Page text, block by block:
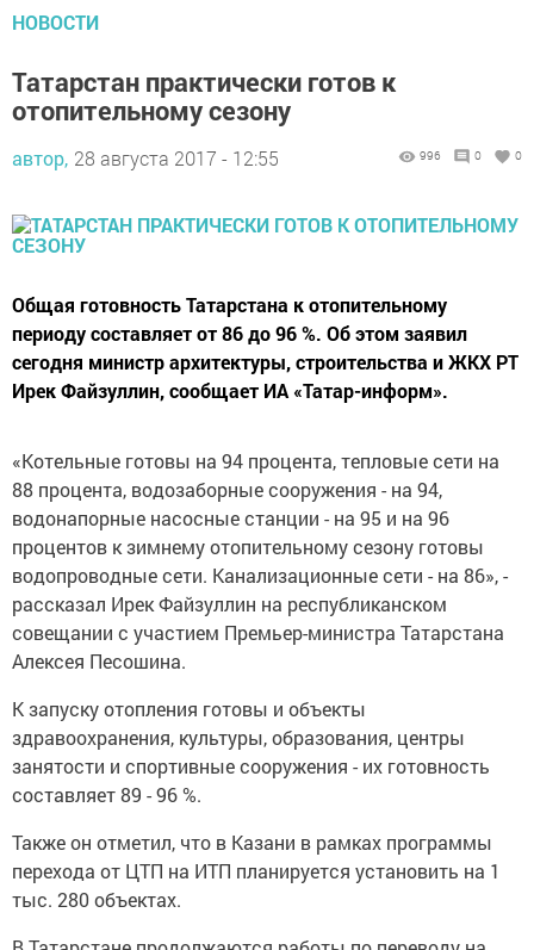
НОВОСТИ
Татарстан практически готов к
отопительному сезону
автор, 28 августа 2017 - 12:55 996 0 0
Общая готовность Татарстана к отопительному
периоду составляет от 86 до 96 %. Об этом заявил
сегодня министр архитектуры, строительства и ЖКХ РТ
Ирек Файзуллин, сообщает ИА «Татар-информ».
«Котельные готовы на 94 процента, тепловые сети на
88 процента, водозаборные сооружения - на 94,
водонапорные насосные станции - на 95 и на 96
процентов к зимнему отопительному сезону готовы
водопроводные сети. Канализационные сети - на 86», -
рассказал Ирек Файзуллин на республиканском
совещании с участием Премьер-министра Татарстана
Алексея Песошина.
К запуску отопления готовы и объекты
здравоохранения, культуры, образования, центры
занятости и спортивные сооружения - их готовность
составляет 89 - 96 %.
Также он отметил, что в Казани в рамках программы
перехода от ЦТП на ИТП планируется установить на 1
тыс. 280 объектах.